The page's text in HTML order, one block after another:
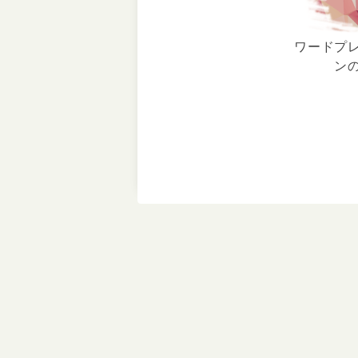
ワードプ
ン